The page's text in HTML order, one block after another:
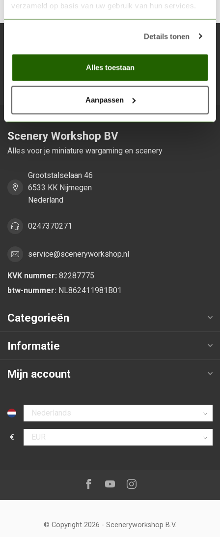
verzameld op basis van uw gebruik van hun services.
Details tonen
Alles toestaan
Aanpassen
Blijf op de hoogte over onze laatste acties
Scenery Workshop BV
Alles voor je miniature wargaming en scenery
Grootstalselaan 46
6533 KK Nijmegen
Nederland
0247370271
service@sceneryworkshop.nl
KVK nummer: 82287775
btw-nummer: NL862411981B01
Categorieën
Informatie
Mijn account
Selecteer taal
€
Selecteer valuta
Volg ons op:Facebook
YoutubeInstagram
© Copyright 2026 - Sceneryworkshop B.V.